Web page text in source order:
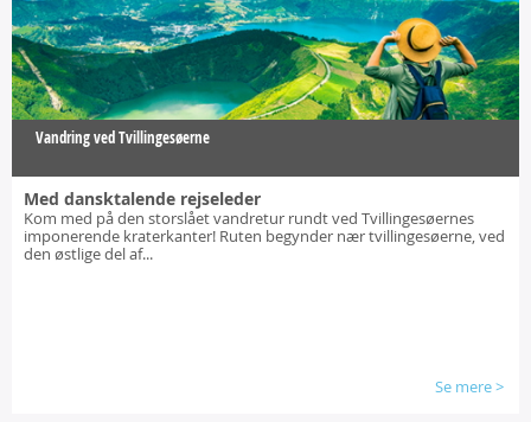
Vandring ved Tvillingesøerne
Med dansktalende rejseleder
Kom med på den storslået vandretur rundt ved Tvillingesøernes
imponerende kraterkanter! Ruten begynder nær tvillingesøerne, ved
den østlige del af...
Se mere>